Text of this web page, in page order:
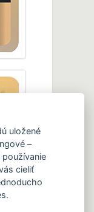
uložené
–
cieliť